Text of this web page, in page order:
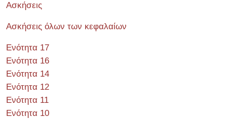
Ασκήσεις
Ασκήσεις όλων των κεφαλαίων
Ενότητα 17
Ενότητα 16
Ενότητα 14
Ενότητα 12
Ενότητα 11
Ενότητα 10